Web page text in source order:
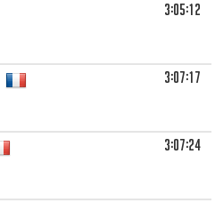
3:05:12
3:07:17
3:07:24